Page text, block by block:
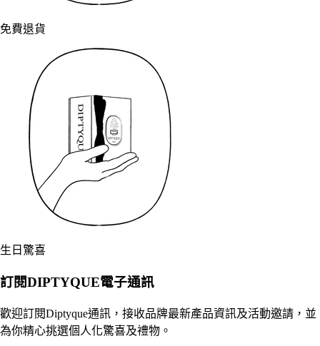
免費退貨
生日驚喜
訂閱DIPTYQUE電子通訊
歡迎訂閱Diptyque通訊，接收品牌最新產品資訊及活動邀請，並
為你精心挑選個人化驚喜及禮物。